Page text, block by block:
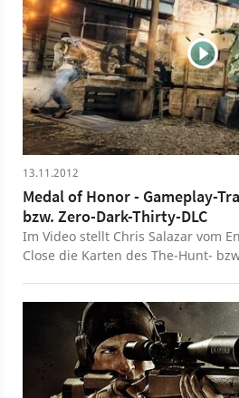
13.11.2012
Medal of Honor - Gameplay-
bzw. Zero-Dark-Thirty-DLC
Im Video stellt Chris Salazar vom
Close die Karten des The-Hunt-